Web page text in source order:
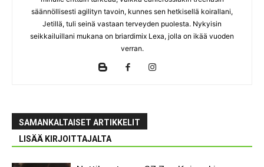
säännöllisesti agilityn tavoin, kunnes sen hetkisellä koirallani,
Jetillä, tuli seinä vastaan terveyden puolesta. Nykyisin
seikkailuillani mukana on briardimix Lexa, jolla on ikää vuoden
verran.
SAMANKALTAISET ARTIKKELIT
LISÄÄ KIRJOITTAJALTA